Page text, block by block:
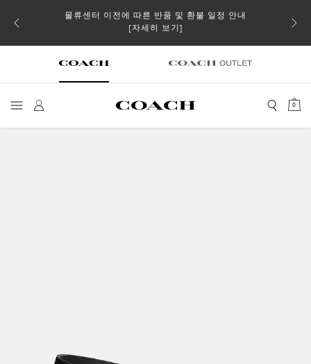
스트
물류센터 이전에 따른 반품 및 환불 일정 안내
[자세히 보기]
일부
0